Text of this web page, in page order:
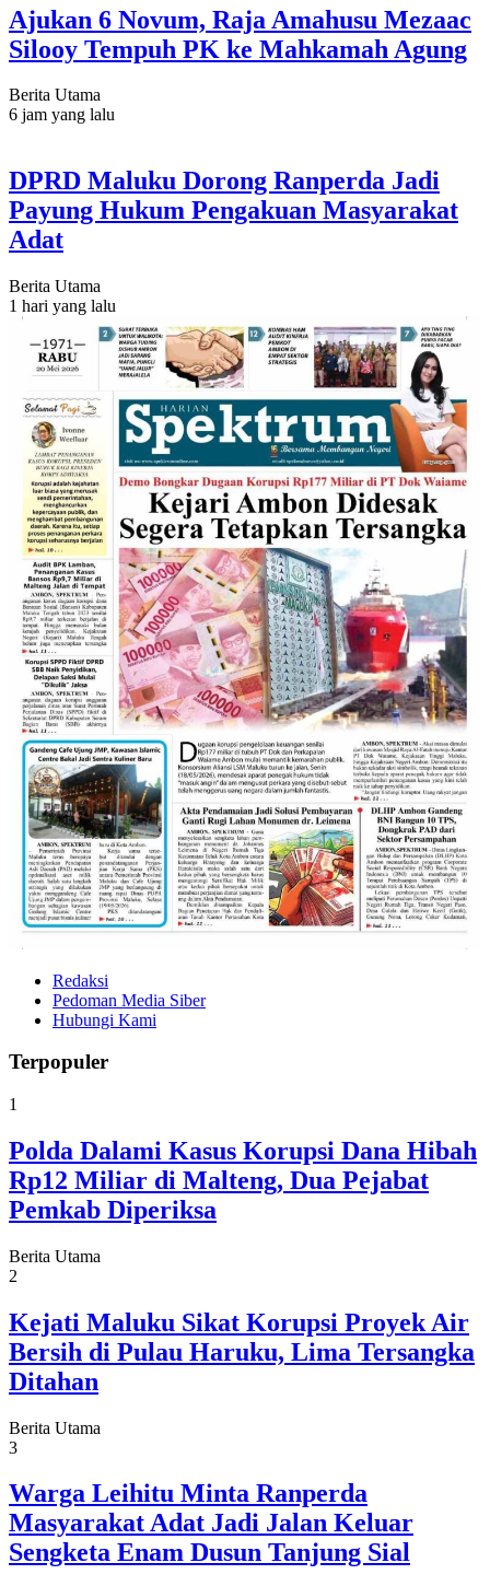
Ajukan 6 Novum, Raja Amahusu Mezaac
Silooy Tempuh PK ke Mahkamah Agung
Berita Utama
6 jam yang lalu
DPRD Maluku Dorong Ranperda Jadi
Payung Hukum Pengakuan Masyarakat
Adat
Berita Utama
1 hari yang lalu
Redaksi
Pedoman Media Siber
Hubungi Kami
Terpopuler
1
Polda Dalami Kasus Korupsi Dana Hibah
Rp12 Miliar di Malteng, Dua Pejabat
Pemkab Diperiksa
Berita Utama
2
Kejati Maluku Sikat Korupsi Proyek Air
Bersih di Pulau Haruku, Lima Tersangka
Ditahan
Berita Utama
3
Warga Leihitu Minta Ranperda
Masyarakat Adat Jadi Jalan Keluar
Sengketa Enam Dusun Tanjung Sial